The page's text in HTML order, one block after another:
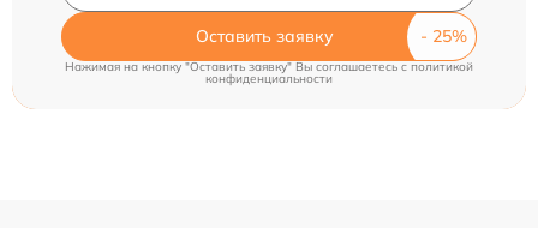
Оставить заявку
Нажимая на кнопку "Оставить заявку" Вы соглашаетесь cполитикой
конфиденциальности